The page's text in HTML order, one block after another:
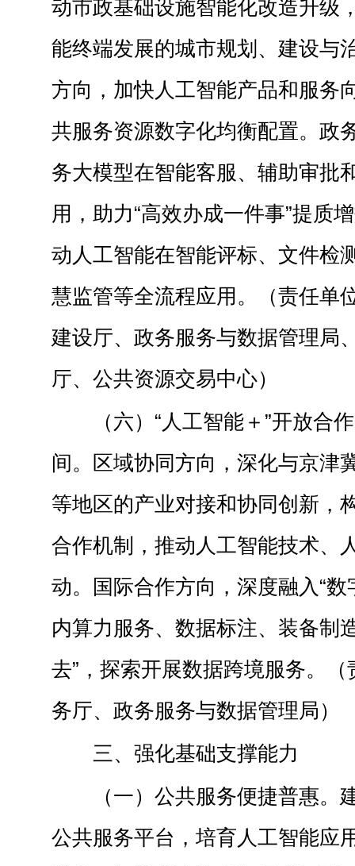
动市政基础设施智能化改造升级
能终端发展的城市规划、建设与
方向，加快人工智能产品和服务
共服务资源数字化均衡配置。政
务大模型在智能客服、辅助审批
用，助力“高效办成一件事”提质
动人工智能在智能评标、文件检
慧监管等全流程应用。（责任单
建设厅、政务服务与数据管理局
厅、公共资源交易中心）
（六）“人工智能＋”开放合
间。区域协同方向，深化与京津
等地区的产业对接和协同创新，
合作机制，推动人工智能技术、
动。国际合作方向，深度融入“数
内算力服务、数据标注、装备制
去”，探索开展数据跨境服务。
务厅、政务服务与数据管理局）
三、强化基础支撑能力
（一）公共服务便捷普惠。
公共服务平台，培育人工智能应